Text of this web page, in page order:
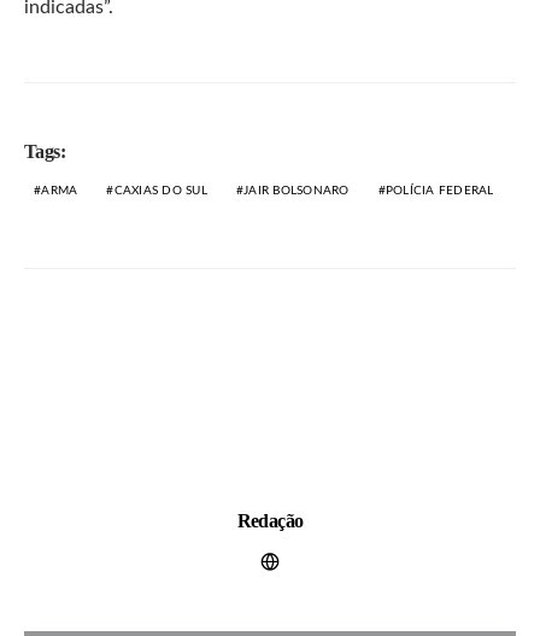
indicadas”.
Tags:
ARMA CAXIAS DO SUL JAIR BOLSONARO POLÍCIA FEDERAL
Redação